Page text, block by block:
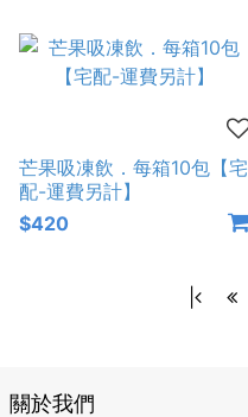
芒果吸凍飲．每箱10包【宅
配-運費另計】
$420
關於我們